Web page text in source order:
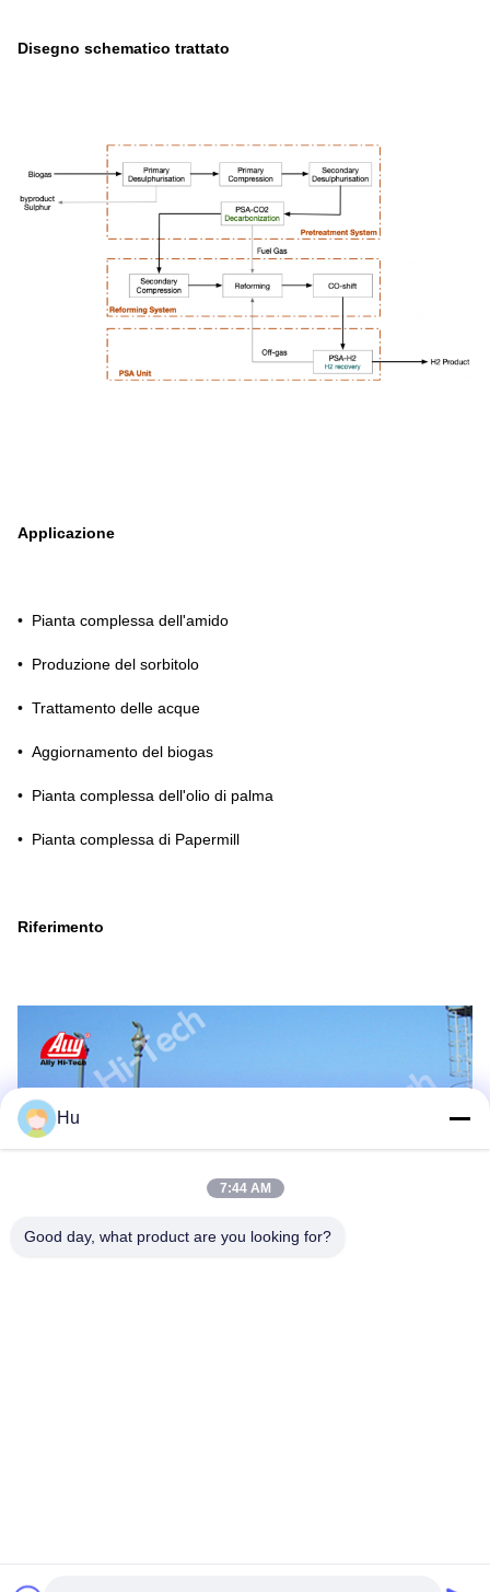
Disegno schematico trattato
Applicazione
• Pianta complessa dell'amido
• Produzione del sorbitolo
• Trattamento delle acque
• Aggiornamento del biogas
• Pianta complessa dell'olio di palma
• Pianta complessa di Papermill
Riferimento
Hu
7:44 AM
Good day, what product are you looking for?